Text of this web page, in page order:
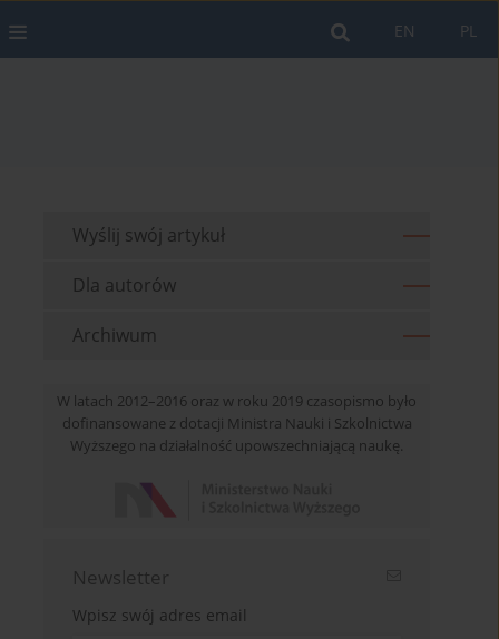
PL
EN
Wyślij swój artykuł
Dla autorów
Archiwum
W latach 2012–2016 oraz w roku 2019 czasopismo było
dofinansowane z dotacji Ministra Nauki i Szkolnictwa
Wyższego na działalność upowszechniającą naukę.
Newsletter
Wpisz swój adres email